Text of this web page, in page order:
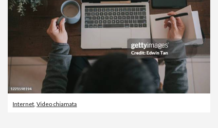
Internet Video chiamata